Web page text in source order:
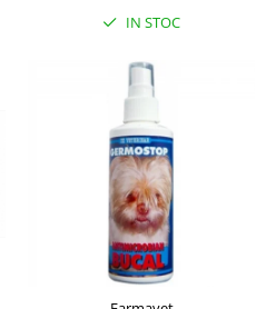
IN STOC